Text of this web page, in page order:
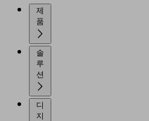
제
솔
루
디
지